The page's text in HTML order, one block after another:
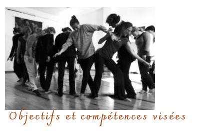
Objectifs et compétences visées